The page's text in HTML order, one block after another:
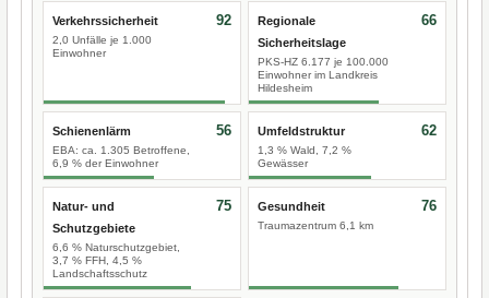
Verkehrssicherheit
2,0 Unfälle je 1.000
Einwohner
92
Regionale
Sicherheitslage
PKS-HZ 6.177 je 100.000
Einwohner im Landkreis
Hildesheim
66
Schienenlärm
EBA: ca. 1.305 Betroffene,
6,9 % der Einwohner
56 Umfeldstruktur
1,3 % Wald, 7,2 %
Gewässer
62
Natur- und
Schutzgebiete
6,6 % Naturschutzgebiet,
3,7 % FFH, 4,5 %
Landschaftsschutz
75 Gesundheit
Traumazentrum 6,1 km
76